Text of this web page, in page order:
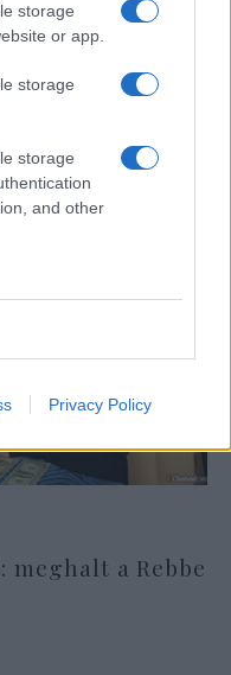
storage
or app.
storage
storage
and other
Privacy Policy
hitet tett a
a Rebbe